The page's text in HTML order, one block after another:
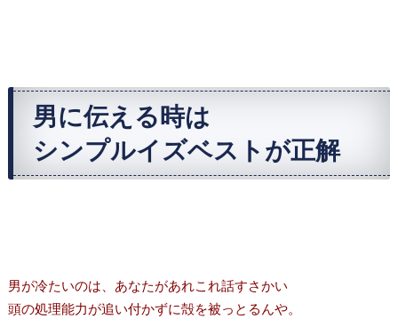
男に伝える時は
シンプルイズベストが正解
男が冷たいのは、あなたがあれこれ話すさかい
頭の処理能力が追い付かずに殻を被っとるんや。